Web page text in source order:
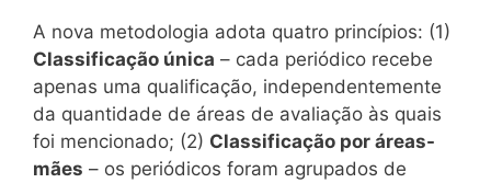
A nova metodologia adota quatro princípios: (1)
Classificação única – cada periódico recebe
apenas uma qualificação, independentemente
da quantidade de áreas de avaliação às quais
foi mencionado; (2) Classificação por áreas-
mães – os periódicos foram agrupados de